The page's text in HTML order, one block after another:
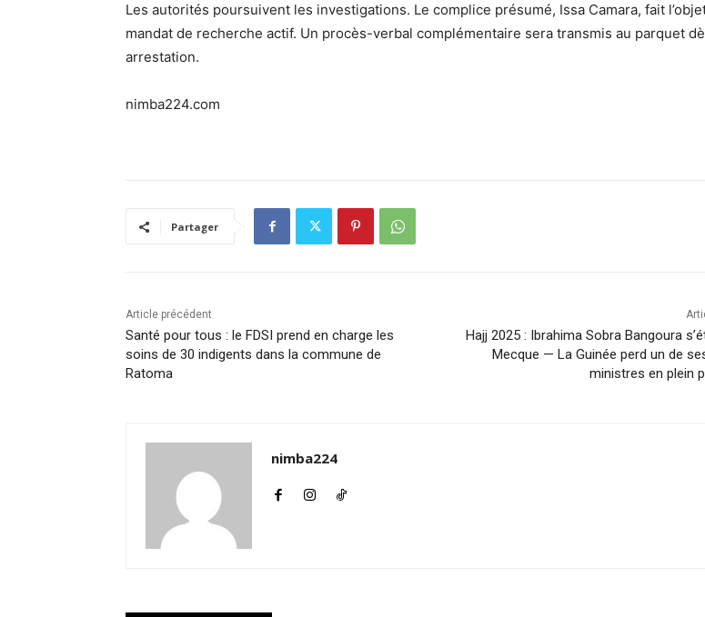
Les autorités poursuivent les investigations. Le complice présumé, Issa Camara, fait l’objet
mandat de recherche actif. Un procès-verbal complémentaire sera transmis au parquet
arrestation.
nimba224.com
Partager
Article précédent
Santé pour tous : le FDSI prend en charge les
soins de 30 indigents dans la commune de
Ratoma
Hajj 2025 : Ibrahima Sobra Bangoura
Mecque — La Guinée perd un de
ministres en plein
nimba224